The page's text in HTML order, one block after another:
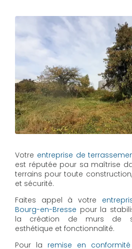
Votre entreprise de
est réputée pour sa maîtrise
terrains pour toute
et sécurité.
Faites appel à votre
Bourg-en-Bresse pour la
la création de murs de
esthétique et fonctionnalité.
Pour la remise en